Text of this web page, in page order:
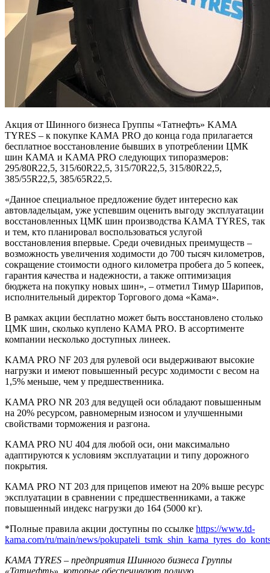
Акция от Шинного бизнеса Группы «Татнефть» KAMA
TYRES – к покупке КАМА PRO до конца года прилагается
бесплатное восстановление бывших в употреблении ЦМК
шин КАМА и KAMA PRO следующих типоразмеров:
295/80R22,5, 315/60R22,5, 315/70R22,5, 315/80R22,5,
385/55R22,5, 385/65R22,5.
«Данное специальное предложение будет интересно как
автовладельцам, уже успевшим оценить выгоду эксплуатации
восстановленных ЦМК шин производства KAMA TYRES, так
и тем, кто планировал воспользоваться услугой
восстановления впервые. Среди очевидных преимуществ –
возможность увеличения ходимости до 700 тысяч километров,
сокращение стоимости одного километра пробега до 5 копеек,
гарантия качества и надежности, а также оптимизация
бюджета на покупку новых шин», – отметил Тимур Шарипов,
исполнительный директор Торгового дома «Кама».
В рамках акции бесплатно может быть восстановлено столько
ЦМК шин, сколько куплено КАМА PRO. В ассортименте
компании несколько доступных линеек.
KAMA PRO NF 203 для рулевой оси выдерживают высокие
нагрузки и имеют повышенный ресурс ходимости с весом на
1,5% меньше, чем у предшественника.
KAMA PRO NR 203 для ведущей оси обладают повышенным
на 20% ресурсом, равномерным износом и улучшенными
свойствами торможения и разгона.
KAMA PRO NU 404 для любой оси, они максимально
адаптируются к условиям эксплуатации и типу дорожного
покрытия.
КАМА PRO NT 203 для прицепов имеют на 20% выше ресурс
эксплуатации в сравнении с предшественниками, а также
повышенный индекс нагрузки до 164 (5000 кг).
*Полные правила акции доступны по ссылке https://www.td-
kama.com/ru/main/news/
KAMA TYRES – предприятия Шинного бизнеса Группы